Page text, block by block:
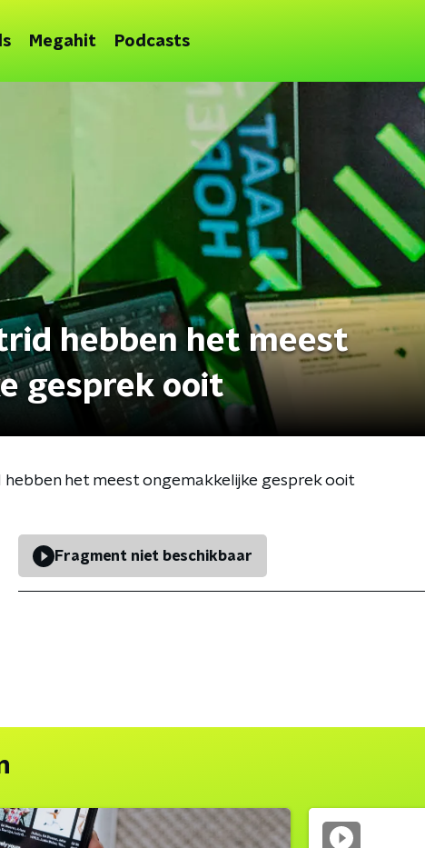
Megahit Podcasts
hebben het meest
gesprek ooit
hebben het meest ongemakkelijke gesprek ooit
Fragment niet beschikbaar